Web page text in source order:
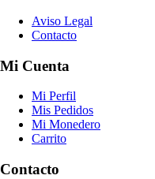
Aviso Legal
Contacto
Mi Cuenta
Mi Perfil
Mis Pedidos
Mi Monedero
Carrito
Contacto